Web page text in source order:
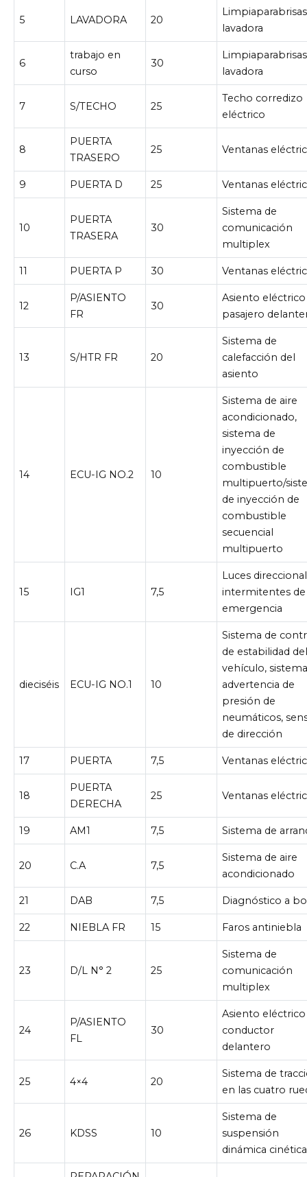
5 LAVADORA 20
lavadora
6
trabajo en
curso
30
lavadora
7 S/TECHO 25
Techo corredizo
eléctrico
8
PUERTA
TRASERO
25 Ventanas
9 PUERTA D 25 Ventanas
10
PUERTA
TRASERA
30
Sistema de
comunicación
multiplex
11 PUERTA P 30 Ventanas
12
P/ASIENTO
FR
30
Asiento
pasajero
13 S/HTR FR 20
Sistema de
calefacción del
asiento
14 ECU-IG NO.2 10
Sistema de aire
acondicionado,
sistema de
inyección de
combustible
multipuerto/
de inyección de
combustible
secuencial
multipuerto
15 IG1 7,5
Luces
intermitentes de
emergencia
dieciséis ECU-IG NO.1 10
Sistema de
de estabilidad
vehículo,
advertencia de
presión de
neumáticos,
de dirección
17 PUERTA 7,5 Ventanas
18
PUERTA
DERECHA
25 Ventanas
19 AM1 7,5 Sistema de
20 C.A 7,5
Sistema de aire
acondicionado
21 DAB 7,5 Diagnóstico a
22 NIEBLA FR 15 Faros antiniebla
23 D/L N° 2 25
Sistema de
comunicación
multiplex
24
P/ASIENTO
FL
30
Asiento
conductor
delantero
25 4×4 20
Sistema de
en las cuatro
26 KDSS 10
Sistema de
suspensión
dinámica cinética